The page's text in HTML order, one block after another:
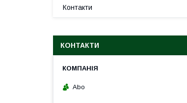
Контакти
КОНТАКТИ
Abo